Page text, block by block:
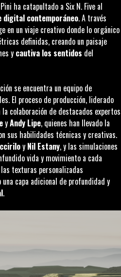
ha catapultado a Six N. Five al
digital contemporáneo. A través
en un viaje creativo donde lo orgánico
definidas, creando un paisaje
y cautiva los sentidos del
se encuentra un equipo de
El proceso de producción, liderado
colaboración de destacados expertos
yAndy Lipe, quienes han llevado la
sus habilidades técnicas y creativas.
y Nil Estany, y las simulaciones
vida y movimiento a cada
texturas personalizadas
una capa adicional de profundidad y
.